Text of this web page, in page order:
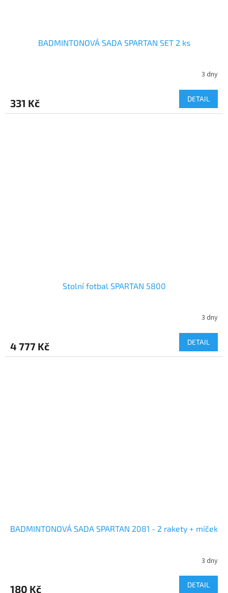
BADMINTONOVÁ SADA SPARTAN SET 2 ks
3 dny
331 Kč DETAIL
Stolní fotbal SPARTAN 5800
3 dny
4 777 Kč DETAIL
BADMINTONOVÁ SADA SPARTAN 2081 - 2 rakety + míček
3 dny
180 Kč DETAIL